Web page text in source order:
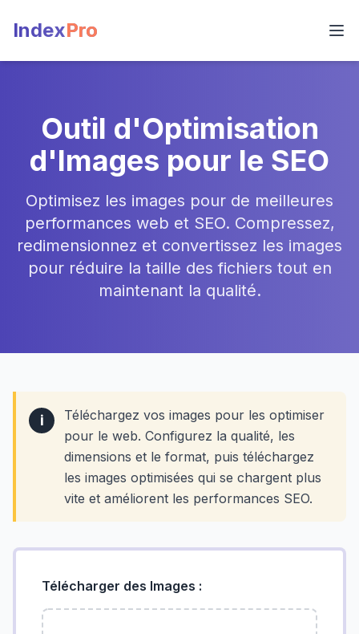
IndexPro
Outil d'Optimisation
d'Images pour le SEO
Optimisez les images pour de meilleures
performances web et SEO. Compressez,
redimensionnez et convertissez les images
pour réduire la taille des fichiers tout en
maintenant la qualité.
i
Téléchargez vos images pour les optimiser
pour le web. Configurez la qualité, les
dimensions et le format, puis téléchargez
les images optimisées qui se chargent plus
vite et améliorent les performances SEO.
Télécharger des Images :